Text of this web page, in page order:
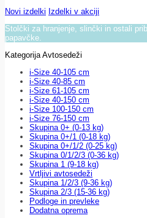
Novi izdelki Izdelki v akciji
Stolčki za hranjenje, slinčki in ostali
papavčke.
Kategorija Avtosedeži
i-Size 40-105 cm
i-Size 40-85 cm
i-Size 61-105 cm
i-Size 40-150 cm
i-Size 100-150 cm
i-Size 76-150 cm
Skupina 0+ (0-13 kg)
Skupina 0+/1 (0-18 kg)
Skupina 0+/1/2 (0-25 kg)
Skupina 0/1/2/3 (0-36 kg)
Skupina 1 (9-18 kg)
Vrtljivi avtosedeži
Skupina 1/2/3 (9-36 kg)
Skupina 2/3 (15-36 kg)
Podloge in prevleke
Dodatna oprema